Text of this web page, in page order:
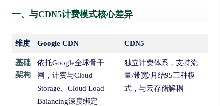
一、与CDN5计费模式核心差异
维度 Google CDN CDN5
基础
架构
依托Google全球骨干
网，计费与Cloud
Storage、Cloud Load
Balancing深度绑定
独立计费体系，支持流
量/带宽/月结95三种模
式，与云存储解耦